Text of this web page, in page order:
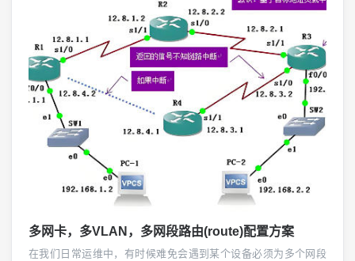
多网卡，多VLAN，多网段路由(route)配置方案
在我们日常运维中，有时候难免会遇到某个设备必须为多个网段